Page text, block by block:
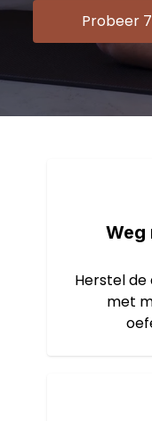
Probeer
Weg
Herstel de
met